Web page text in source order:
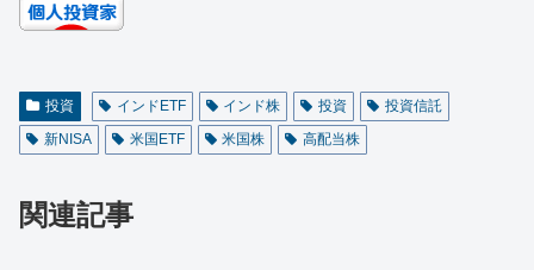
投資 インドETF インド株 投資
投資信託
新NISA
米国ETF 米国株 高配当株
関連記事